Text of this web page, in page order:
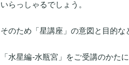
いらっしゃるでしょう。
そのため「星講座」の意図と目的な
「水星編-水瓶宮」をご受講のかた